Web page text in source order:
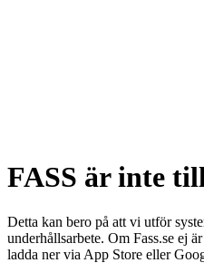
FASS är inte
Detta kan bero på att vi utför
underhållsarbete. Om Fass.se ej
ladda ner via App Store eller